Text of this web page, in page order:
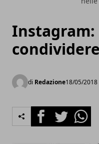
di Redazione18/05/2018
FacebookTwitter